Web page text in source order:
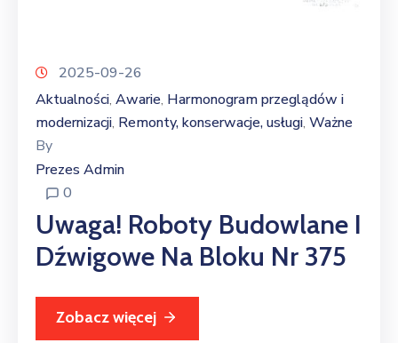
2025-09-26
Aktualności‚ Awarie‚ Harmonogram przeglądów i
modernizacji‚ Remonty, konserwacje, usługi‚ Ważne
By
Prezes Admin
0
Uwaga! Roboty Budowlane I
Dźwigowe Na Bloku Nr 375
Zobacz więcej